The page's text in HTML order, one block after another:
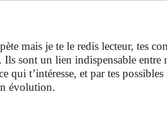
mais je te le redis lecteur, tes
sont un lien indispensable entre
qui t’intéresse, et par tes
évolution.